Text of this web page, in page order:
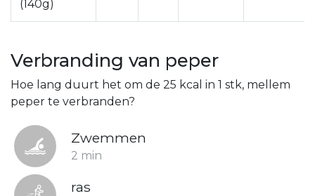
(140g)
Verbranding van peper
Hoe lang duurt het om de 25 kcal in 1 stk, mellem
peper te verbranden?
Zwemmen
2 min
ras